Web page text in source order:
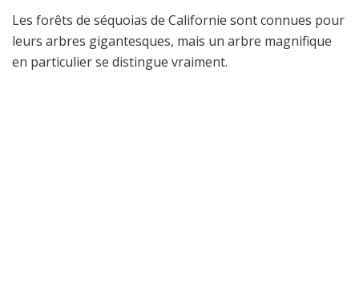
Les forêts de séquoias de Californie sont connues pour
leurs arbres gigantesques, mais un arbre magnifique
en particulier se distingue vraiment.